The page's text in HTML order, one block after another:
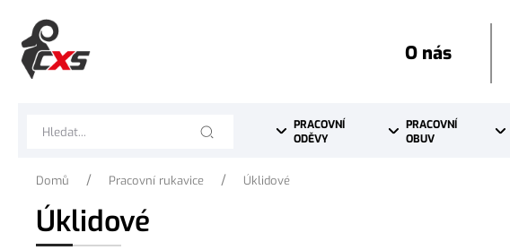
O nás
PRACOVNÍ
ODĚVY
PRACOVNÍ
OBUV
Domů / Pracovní rukavice / Úklidové
Úklidové